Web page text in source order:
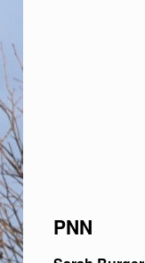
PNN